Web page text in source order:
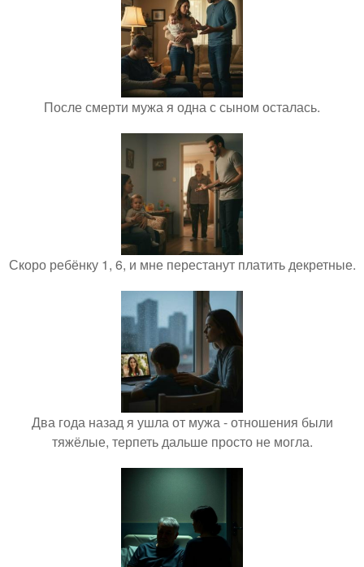
После смерти мужа я одна с сыном осталась.
Скоро ребёнку 1, 6, и мне перестанут платить декретные.
Два года назад я ушла от мужа - отношения были
тяжёлые, терпеть дальше просто не могла.